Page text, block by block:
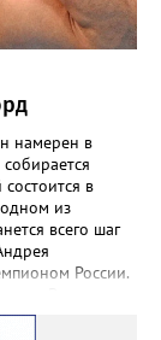
намерен в
в
одном из
всего шаг
России.
как